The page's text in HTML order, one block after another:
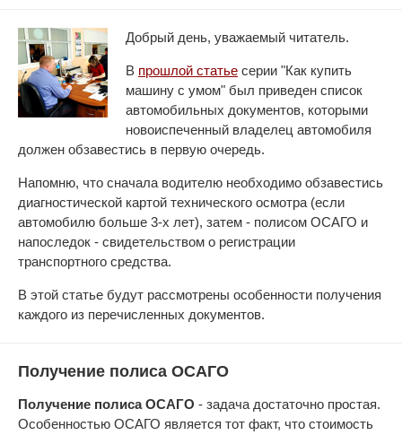
Добрый день, уважаемый читатель.
В прошлой статье серии "Как купить
машину с умом" был приведен список
автомобильных документов, которыми
новоиспеченный владелец автомобиля
должен обзавестись в первую очередь.
Напомню, что сначала водителю необходимо обзавестись
диагностической картой технического осмотра (если
автомобилю больше 3-х лет), затем - полисом ОСАГО и
напоследок - свидетельством о регистрации
транспортного средства.
В этой статье будут рассмотрены особенности получения
каждого из перечисленных документов.
Получение полиса ОСАГО
Получение полиса ОСАГО - задача достаточно простая.
Особенностью ОСАГО является тот факт, что стоимость